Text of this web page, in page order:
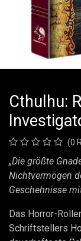
Cthulhu:
(0
„Die größte
Nichtvermögen
Geschehnisse
Das Horror-
Schriftstellers